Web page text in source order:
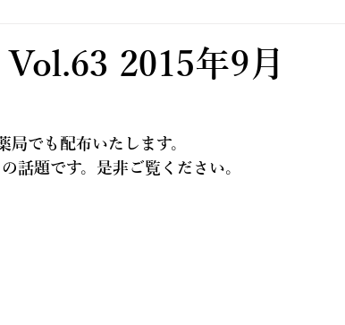
2015年9月
局でも配布いたします。
話題です。是非ご覧ください。